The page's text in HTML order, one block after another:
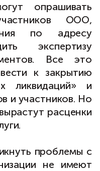
опрашивать
ООО,
по адресу
экспертизу
Все это
к закрытию
ликвидаций» и
и участников. Но
расценки
проблемы с
не имеют